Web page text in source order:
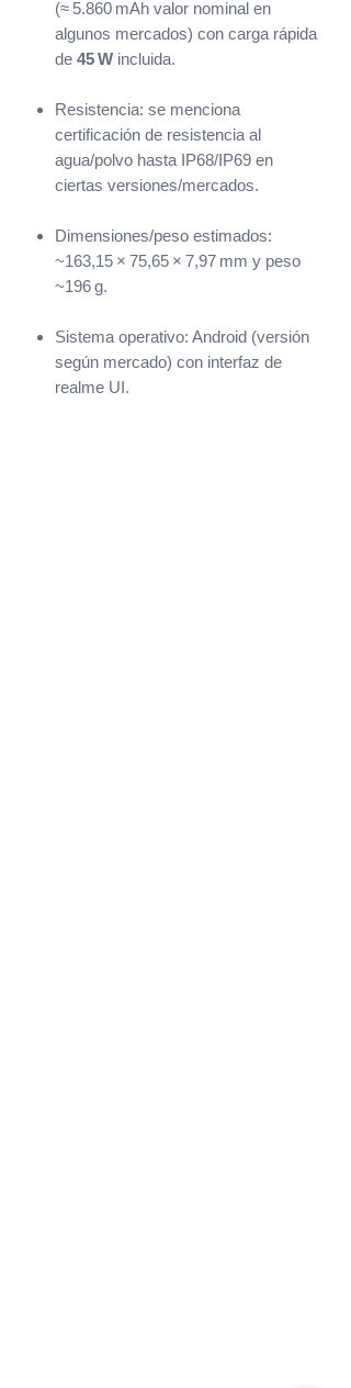
(≈ 5.860 mAh valor nominal en
algunos mercados) con carga rápida
de 45 W incluida.
Resistencia: se menciona
certificación de resistencia al
agua/polvo hasta IP68/IP69 en
ciertas versiones/mercados.
Dimensiones/peso estimados:
~163,15 × 75,65 × 7,97 mm y peso
~196 g.
Sistema operativo: Android (versión
según mercado) con interfaz de
realme UI.